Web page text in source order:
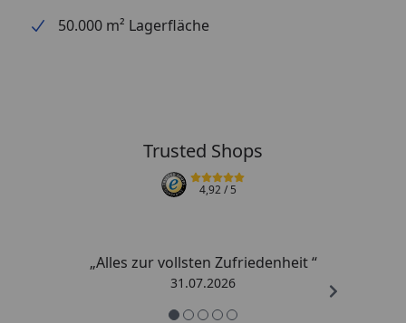
50.000 m² Lagerfläche
Trusted Shops
4,92/ 5
„Alles zur vollsten Zufriedenheit “
31.07.2026